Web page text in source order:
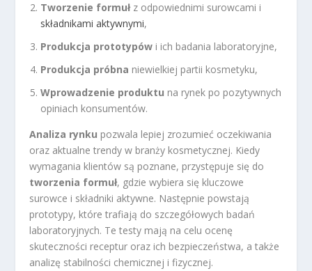
Tworzenie formułz odpowiednimi surowcami i
składnikami aktywnymi,
Produkcja prototypów i ich badania laboratoryjne,
Produkcja próbna niewielkiej partii kosmetyku,
Wprowadzenie produktu na rynek po pozytywnych
opiniach konsumentów.
Analiza rynku pozwala lepiej zrozumieć oczekiwania
oraz aktualne trendy w branży kosmetycznej. Kiedy
wymagania klientów są poznane, przystępuje się do
tworzenia formuł, gdzie wybiera się kluczowe
surowce i składniki aktywne. Następnie powstają
prototypy, które trafiają do szczegółowych badań
laboratoryjnych. Te testy mają na celu ocenę
skuteczności receptur oraz ich bezpieczeństwa, a także
analizę stabilności chemicznej i fizycznej.